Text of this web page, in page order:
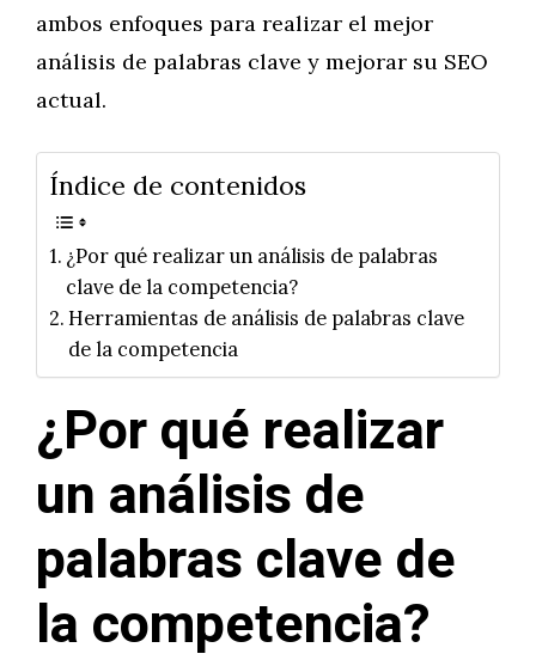
ambos enfoques para realizar el mejor
análisis de palabras clave y mejorar su SEO
actual.
Índice de contenidos
¿Por qué realizar un análisis de palabras
clave de la competencia?
Herramientas de análisis de palabras clave
de la competencia
¿Por qué realizar
un análisis de
palabras clave de
la competencia?